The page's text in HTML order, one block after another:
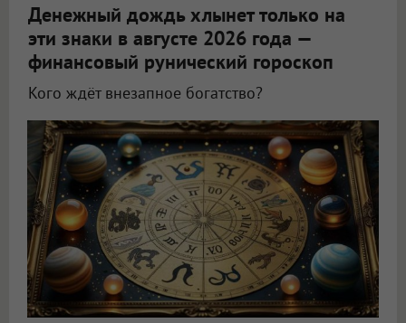
Денежный дождь хлынет только на
эти знаки в августе 2026 года —
финансовый рунический гороскоп
Кого ждёт внезапное богатство?